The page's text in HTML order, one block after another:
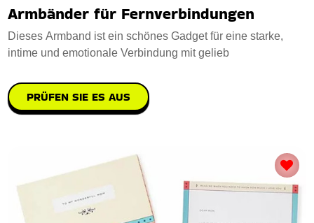
Armbänder für Fernverbindungen
Dieses Armband ist ein schönes Gadget für eine starke,
intime und emotionale Verbindung mit gelieb
PRÜFEN SIE ES AUS